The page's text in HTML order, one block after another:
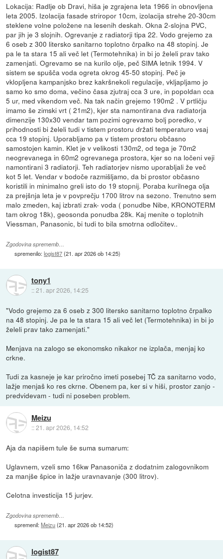
Lokacija: Radlje ob Dravi, hiša je zgrajena leta 1966 in obnovljena
leta 2005. Izolacija fasade striropor 10cm, izolacija strehe 20-30cm
steklene volne položene na lesenih deskah. Okna 2-slojna PVC,
par jih je 3 slojnih. Ogrevanje z radiatorji tipa 22. Vodo grejemo za
6 oseb z 300 litersko sanitarno toplotno črpalko na 48 stopinj. Je
pa le ta stara 15 ali več let (Termotehnika) in bi jo želeli prav tako
zamenjati. Ogrevamo se na kurilo olje, peč SIMA letnik 1994. V
sistem se spušča voda ogreta okrog 45-50 stopinj. Peč je
vklopljena kampanjsko brez kakršnekoli regulacije, vkljapljamo jo
samo ko smo doma, večino časa zjutraj cca 3 ure, in popoldan cca
5 ur, med vikendom več. Na tak način grejemo 190m2 . V prtličju
imamo še zimski vrt ( 21m2), kjer sta namontirana dva radiatorja
dimenzije 130x30 vendar tam pozimi ogrevamo bolj poredko, v
prihodnosti bi želeli tudi v tistem prostoru držati temperaturo vsaj
cca 19 stopinj. Uporabljamo pa v tistem prostoru občasno
samostojen kamin. Klet je v velikosti 130m2, od tega je 70m2
neogrevanega in 60m2 ogrevanega prostora, kjer so na ločeni veji
namontirani 3 radiatorji. Teh radiatorjev nismo uporabljali že več
kot 5 let. Vendar v bodoče razmišljamo, da bi prostor občasno
koristili in minimalno greli isto do 19 stopnij. Poraba kurilnega olja
za prejšnja leta je v povprečju 1700 litrov na sezono. Trenutno sem
malo zmeden, kaj izbrati zrak- voda ( ponudbe Nibe, KRONOTERM
tam okrog 18k), geosonda ponudba 28k. Kaj menite o toplotnih
Viessman, Panasonic, bi tudi to bila smotrna odločitev..
Zgodovina sprememb…
spremenilo:logist87(21. apr 2026 ob 14:25)
tony1
::21. apr 2026, 14:25
"Vodo grejemo za 6 oseb z 300 litersko sanitarno toplotno črpalko
na 48 stopinj. Je pa le ta stara 15 ali več let (Termotehnika) in bi jo
želeli prav tako zamenjati."
Menjava na zalogo se ekonomsko nikakor ne izplača, menjaj ko
crkne.
Tudi za kasneje je kar priročno imeti posebej TČ za sanitarno vodo,
lažje menjaš ko res ckrne. Obenem pa, ker si v hiši, prostor zanjo -
predvidevam - tudi ni poseben problem.
Meizu
::21. apr 2026, 14:52
Aja da napišem tule še suma sumarum:
Uglavnem, vzeli smo 16kw Panasoniča z dodatnim zalogovnikom
za manjše špice in lažje uravnavanje (300 litrov).
Celotna investicija 15 jurjev.
Zgodovina sprememb…
spremenil:Meizu(21. apr 2026 ob 14:52)
logist87